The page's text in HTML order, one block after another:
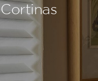
Cortinas